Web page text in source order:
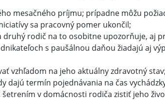
mesačného príjmu; prípadne môžu
sa pracovný pomer ukončil;
rodič na to osobitne upozorňuje, aj
s paušálnou daňou žiadajú aj
vzhľadom na jeho aktuálny zdravotný
termín pojednávania na čas
v domácnosti rodiča zistiť jeho